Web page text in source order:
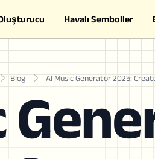
Havalı Semboller
Blog AI Music Generator 2025: